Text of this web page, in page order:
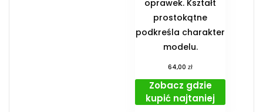
oprawek. Kształt
prostokątne
podkreśla charakter
modelu.
64,00zł
Zobacz gdzie
kupić najtaniej